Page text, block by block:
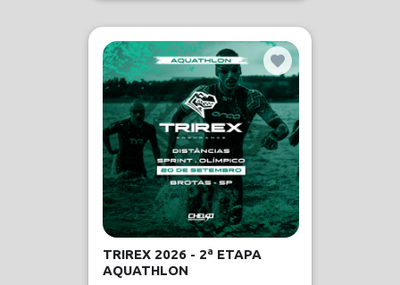
TRIREX 2026 - 2ª ETAPA
AQUATHLON